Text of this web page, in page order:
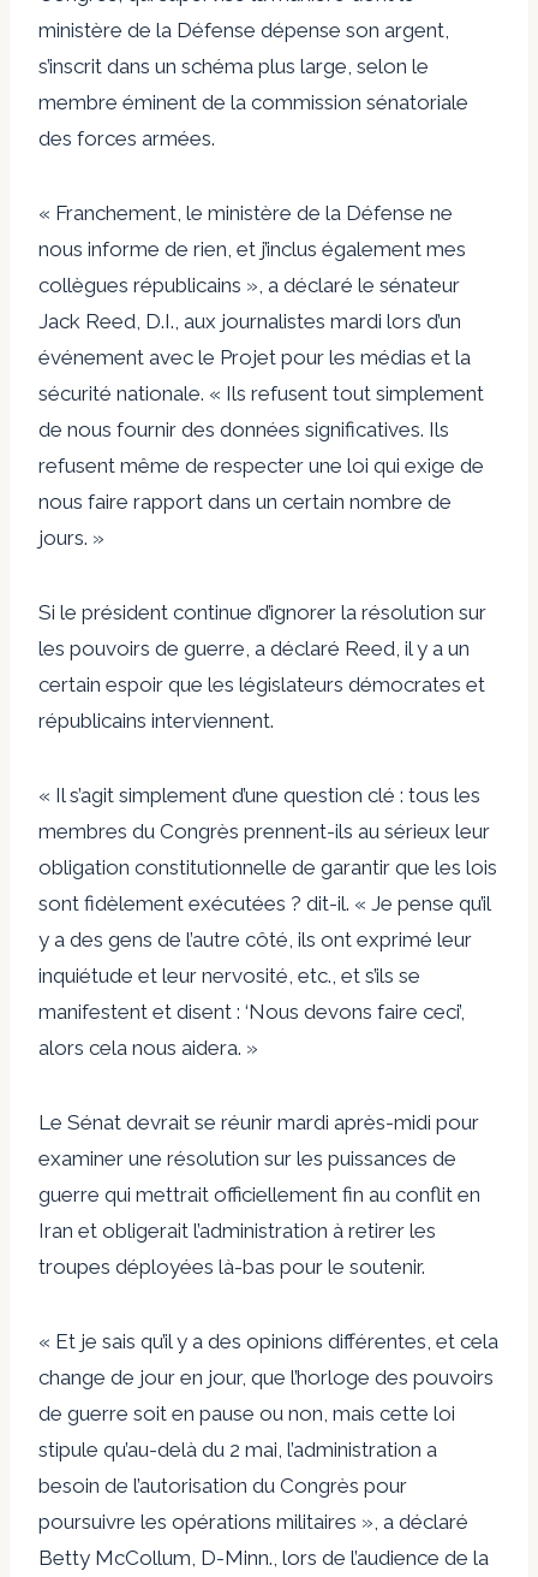
ministère de la Défense dépense son argent,
s’inscrit dans un schéma plus large, selon le
membre éminent de la commission sénatoriale
des forces armées.
« Franchement, le ministère de la Défense ne
nous informe de rien, et j’inclus également mes
collègues républicains », a déclaré le sénateur
Jack Reed, D.I., aux journalistes mardi lors d’un
événement avec le Projet pour les médias et la
sécurité nationale. « Ils refusent tout simplement
de nous fournir des données significatives. Ils
refusent même de respecter une loi qui exige de
nous faire rapport dans un certain nombre de
jours. »
Si le président continue d’ignorer la résolution sur
les pouvoirs de guerre, a déclaré Reed, il y a un
certain espoir que les législateurs démocrates et
républicains interviennent.
« Il s’agit simplement d’une question clé : tous les
membres du Congrès prennent-ils au sérieux leur
obligation constitutionnelle de garantir que les lois
sont fidèlement exécutées ? dit-il. « Je pense qu’il
y a des gens de l’autre côté, ils ont exprimé leur
inquiétude et leur nervosité, etc., et s’ils se
manifestent et disent : ‘Nous devons faire ceci’,
alors cela nous aidera. »
Le Sénat devrait se réunir mardi après-midi pour
examiner une résolution sur les puissances de
guerre qui mettrait officiellement fin au conflit en
Iran et obligerait l’administration à retirer les
troupes déployées là-bas pour le soutenir.
« Et je sais qu’il y a des opinions différentes, et cela
change de jour en jour, que l’horloge des pouvoirs
de guerre soit en pause ou non, mais cette loi
stipule qu’au-delà du 2 mai, l’administration a
besoin de l’autorisation du Congrès pour
poursuivre les opérations militaires », a déclaré
Betty McCollum, D-Minn., lors de l’audience de la